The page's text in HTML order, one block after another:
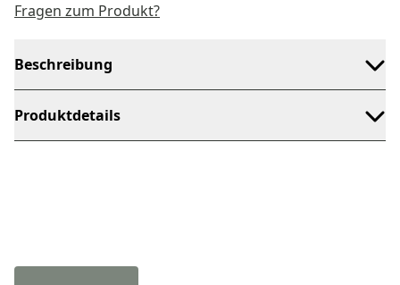
Fragen zum Produkt?
Beschreibung
Produktdetails